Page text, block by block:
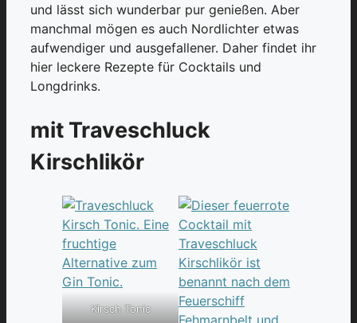
und lässt sich wunderbar pur genießen. Aber
manchmal mögen es auch Nordlichter etwas
aufwendiger und ausgefallener. Daher findet ihr
hier leckere Rezepte für Cocktails und
Longdrinks.
mit Traveschluck
Kirschlikör
Kirsch Tonic